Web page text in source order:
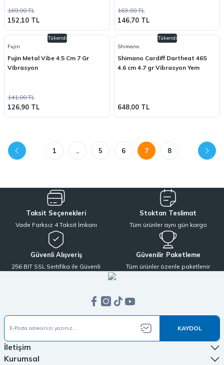
169,00 TL
152,10 TL
163,00 TL
146,70 TL
Tükendi
Fujin
Fujin Metal Vibe 4.5 Cm 7 Gr
Vibrasyon
141,00 TL
126,90 TL
Tükendi
Shimano
Shimano Cardiff Dartheat 46S
4.6 cm 4.7 gr Vibrasyon Yem
648,00 TL
1 .. 5 6 7 8
Taksit Seçenekleri
Vade Farksız 4 Taksit İmkanı
Stoktan Teslimat
Tüm ürünler aynı gün kargo
Güvenli Alışveriş
256 BIT SSL Sertifika ile Güvenli
Güvenilir Paketleme
Tüm ürünler özenle paketlenir
KAYDOL
İletişim
Kurumsal